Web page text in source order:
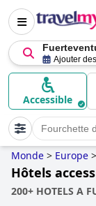
Ajouter
Accessible
Fourchette
Monde > Europe >
Hôtels
200+ HOTELS A